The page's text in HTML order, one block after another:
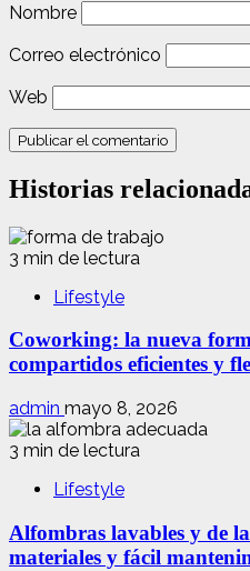
Nombre
Correo electrónico
Web
Historias
3 min de lectura
Lifestyle
Coworking: la nueva
compartidos eficientes y
admin mayo 8, 2026
3 min de lectura
Lifestyle
Alfombras lavables y de
materiales y fácil